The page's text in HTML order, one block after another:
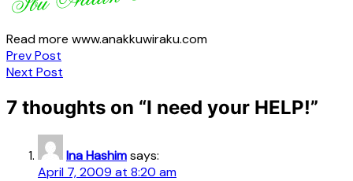
Read more www.anakkuwiraku.com
Post
navigation
Prev Post
Next Post
7 thoughts on “I need your HELP!”
Ina Hashimsays:
April 7, 2009 at 8:20 am